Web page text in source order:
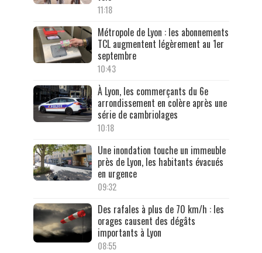
11:18
Métropole de Lyon : les abonnements
TCL augmentent légèrement au 1er
septembre
10:43
À Lyon, les commerçants du 6e
arrondissement en colère après une
série de cambriolages
10:18
Une inondation touche un immeuble
près de Lyon, les habitants évacués
en urgence
09:32
Des rafales à plus de 70 km/h : les
orages causent des dégâts
importants à Lyon
08:55